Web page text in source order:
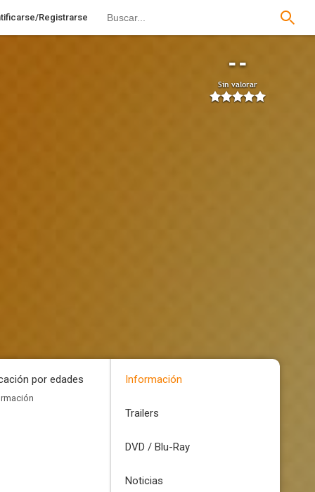
Registrarse
--
Sin valorar
por edades Información
Trailers
DVD / Blu-Ray
Noticias